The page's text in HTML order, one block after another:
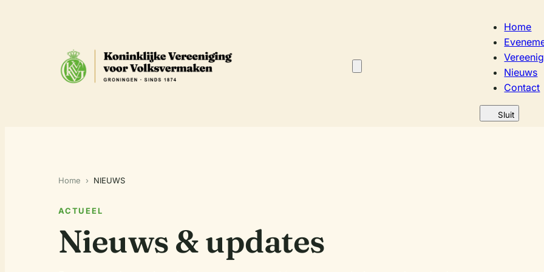
Home
Nieuws
Contact
Sluit
Home › NIEUWS
ACTUEEL
Nieuws & updates